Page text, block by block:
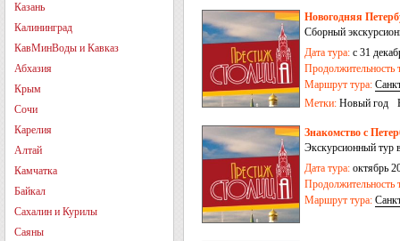
Казань
Калининград
КавМинВоды и Кавказ
Абхазия
Крым
Сочи
Карелия
Алтай
Камчатка
Байкал
Сахалин и Курилы
Саяны
Новогодняя
Сборный
Дата тура: с 31
Продолжительность
Маршрут тура:
Метки: Новый год
Знакомство с
Экскурсионный тур
Дата тура: октябрь
Продолжительность
Маршрут тура: